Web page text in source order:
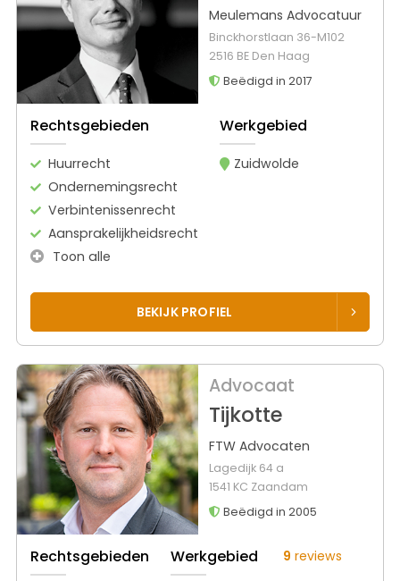
Meulemans Advocatuur
Binckhorstlaan 36-M102
2516 BE Den Haag
Beëdigd in 2017
Rechtsgebieden
Huurrecht
Ondernemingsrecht
Verbintenissenrecht
Aansprakelijkheidsrecht
Toon alle
Werkgebied
Zuidwolde
BEKIJK PROFIEL
Advocaat
Tijkotte
FTW Advocaten
Lagedijk 64 a
1541 KC Zaandam
Beëdigd in 2005
Rechtsgebieden Werkgebied 9 reviews